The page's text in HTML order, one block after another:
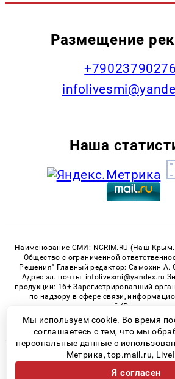
Размещение
+79023790276
Наша
Наименование СМИ: NCRIM.RU (Наш
Общество с ограниченной
Решения" Главный редактор: Самохин А.
Адрес эл. почты: infolivesmi@yandex.ru
продукции: 16+ Зарегистрировавший
по надзору в сфере связи,
массовых коммуникаций
номер СМИ ЭЛ № ФС 77 - 81150
© 2026 «nCrim.ru» | Все права
Возрастная категория
Мы используем cookie. Во время
соглашаетесь с тем, что мы
персональные данные с
Метрика, top.mail.ru,
Я согласен